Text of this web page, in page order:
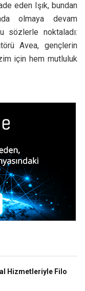
eden Işık, bundan
olmaya devam
sözlerle noktaladı:
Avea, gençlerin
için hem mutluluk
Hizmetleriyle Filo